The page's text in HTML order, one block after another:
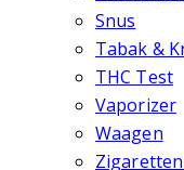
Snus
Tabak &
THC Test
Vaporizer
Waagen